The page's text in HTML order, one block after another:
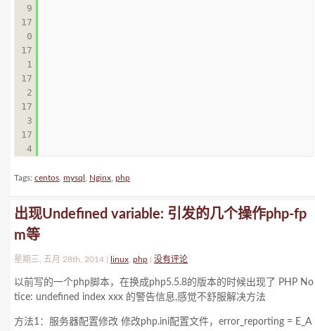
9
17
0
17
1
17
2
17
3
17
Tags: centos mysql Nginx php
出现Undefined variable: 引发的几个操作php-fp
m等
星期三, 五月 28th, 2014 | linux php 没有评论
以前写的一个php脚本，在换成php5.5.8的版本的时候出现了 PHP No
tice: undefined index xxx 的警告信息,感觉不舒服解决方法
方法1：服务器配置修改 修改php.ini配置文件，error_reporting = E_A